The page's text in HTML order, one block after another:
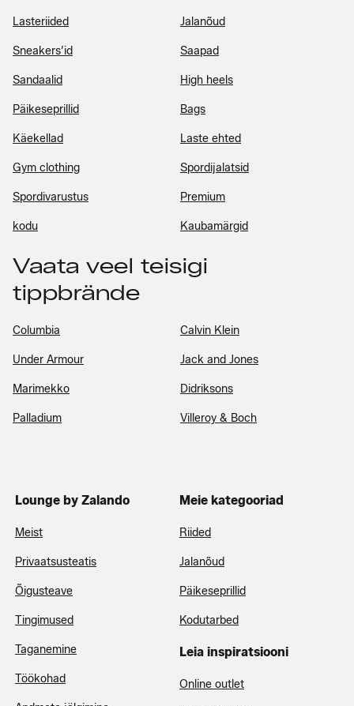
Lasteriided Jalanõud
Sneakers’id Saapad
Sandaalid High heels
Päikeseprillid Bags
Käekellad Laste ehted
Gym clothing Spordijalatsid
Spordivarustus Premium
kodu Kaubamärgid
Vaata veel teisigi
tippbrände
Columbia Calvin Klein
Under Armour Jack and Jones
Marimekko Didriksons
Palladium Villeroy & Boch
Lounge by Zalando
Meist
Privaatsusteatis
Õigusteave
Tingimused
Taganemine
Töökohad
Meie kategooriad
Riided
Jalanõud
Päikeseprillid
Kodutarbed
Leia inspiratsiooni
Online outlet